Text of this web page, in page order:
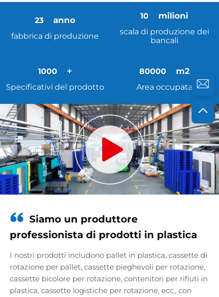
23
fabbrica di produzione
10
scala di produzione dei
bancali
1000
Specificativi del prodotto
80000
Area occupata
Siamo un produttore
professionista di prodotti in plastica
I nostri prodotti includono pallet in plastica, cassette di
rotazione per pallet, cassette pieghevoli per rotazione,
cassette bicolore per rotazione, contenitori per rifiuti in
plastica, cassette logistiche per rotazione, ecc., con